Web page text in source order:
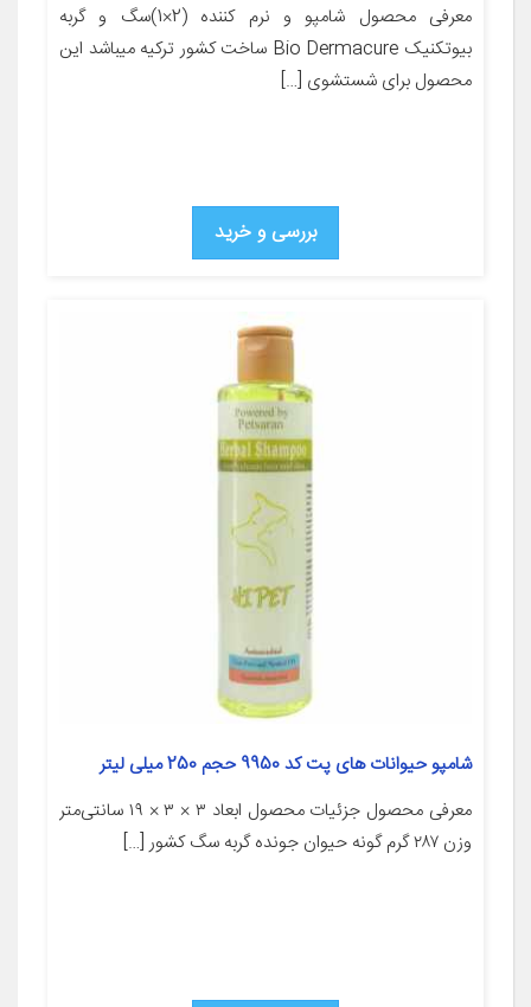
معرفی محصول شامپو و نرم کننده (2×1)سگ و گربه
بیوتکنیک Bio Dermacure ساخت کشور ترکیه میباشد این
محصول برای شستشوی […]
بررسی و خرید
شامپو حیوانات های پت کد 9950 حجم 250 میلی لیتر
معرفی محصول جزئیات محصول ابعاد ۳ × ۳ × ۱۹ سانتی‌متر
وزن ۲۸۷ گرم گونه حیوان جونده گربه سگ کشور […]